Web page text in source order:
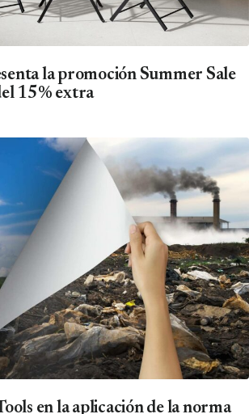
la promoción Summer Sale
15% extra
en la aplicación de la norma